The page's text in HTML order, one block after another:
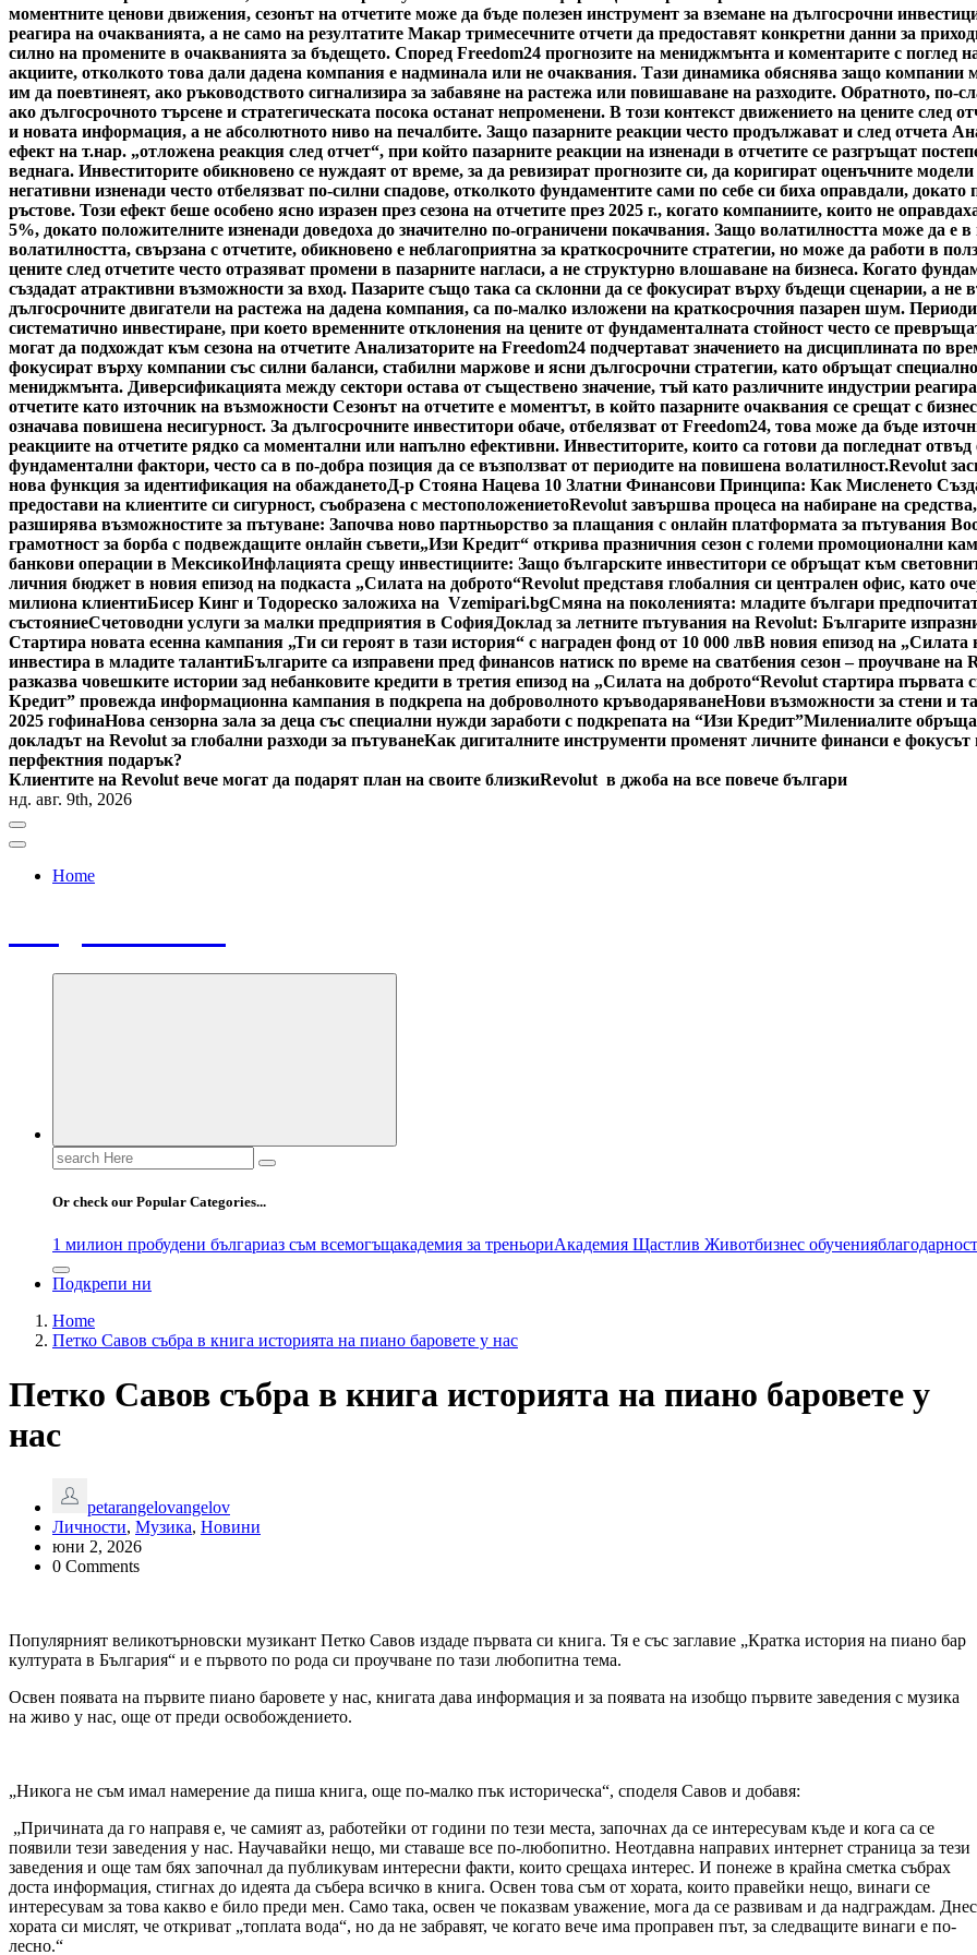
моментните ценови движения, сезонът на отчетите може да бъде полезен инструмент за вземане на дългосрочни
реагира на очакванията, а не само на резултатите Макар тримесечните отчети да предоставят конкретни данни за
силно на промените в очакванията за бъдещето. Според Freedom24 прогнозите на мениджмънта и коментарите с поглед
акциите, отколкото това дали дадена компания е надминала или не очаквания. Тази динамика обяснява защо компании
им да поевтинеят, ако ръководството сигнализира за забавяне на растежа или повишаване на разходите. Обратното, по-
ако дългосрочното търсене и стратегическата посока останат непроменени. В този контекст движението на цените след
и новата информация, а не абсолютното ниво на печалбите. Защо пазарните реакции често продължават и след отчета
ефект на т.нар. „отложена реакция след отчет“, при който пазарните реакции на изненади в отчетите се разгръщат
веднага. Инвеститорите обикновено се нуждаят от време, за да ревизират прогнозите си, да коригират оценъчните
негативни изненади често отбелязват по-силни спадове, отколкото фундаментите сами по себе си биха оправдали,
ръстове. Този ефект беше особено ясно изразен през сезона на отчетите през 2025 г., когато компаниите, които не
5%, докато положителните изненади доведоха до значително по-ограничени покачвания. Защо волатилността може да е
волатилността, свързана с отчетите, обикновено е неблагоприятна за краткосрочните стратегии, но може да работи в
цените след отчетите често отразяват промени в пазарните нагласи, а не структурно влошаване на бизнеса. Когато
създадат атрактивни възможности за вход. Пазарите също така са склонни да се фокусират върху бъдещи сценарии, а не
дългосрочните двигатели на растежа на дадена компания, са по-малко изложени на краткосрочния пазарен шум.
систематично инвестиране, при което временните отклонения на цените от фундаменталната стойност често се
могат да подхождат към сезона на отчетите Анализаторите на Freedom24 подчертават значението на дисциплината по
фокусират върху компании със силни баланси, стабилни маржове и ясни дългосрочни стратегии, като обръщат
мениджмънта. Диверсификацията между сектори остава от съществено значение, тъй като различните индустрии
отчетите като източник на възможности Сезонът на отчетите е моментът, в който пазарните очаквания се срещат с
означава повишена несигурност. За дългосрочните инвеститори обаче, отбелязват от Freedom24, това може да бъде
реакциите на отчетите рядко са моментални или напълно ефективни. Инвеститорите, които са готови да погледнат
фундаментални фактори, често са в по-добра позиция да се възползват от периодите на повишена волатилност.Revolut
нова функция за идентификация на обажданетоД-р Стояна Нацева 10 Златни Финансови Принципа: Как Мисленето
предостави на клиентите си сигурност, съобразена с местоположениетоRevolut завършва процеса на набиране на
разширява възможностите за пътуване: Започва ново партньорство за плащания с онлайн платформата за пътувания
грамотност за борба с подвеждащите онлайн съвети„Изи Кредит“ открива празничния сезон с големи промоционални
банкови операции в МексикоИнфлацията срещу инвестициите: Защо българските инвеститори се обръщат към
личния бюджет в новия епизод на подкаста „Силата на доброто“Revolut представя глобалния си централен офис, като
милиона клиентиБисер Кинг и Тодореско заложиха на Vzemipari.bgСмяна на поколенията: младите българи
състояниеСчетоводни услуги за малки предприятия в СофияДоклад за летните пътувания на Revolut: Българите
Стартира новата есенна кампания „Ти си героят в тази история“ с награден фонд от 10 000 лвВ новия епизод на „Силата
инвестира в младите талантиБългарите са изправени пред финансов натиск по време на сватбения сезон – проучване
разказва човешките истории зад небанковите кредити в третия епизод на „Силата на доброто“Revolut стартира първата
Кредит” провежда информационна кампания в подкрепа на доброволното кръводаряванеНови възможности за стени и
2025 гофинаНова сензорна зала за деца със специални нужди заработи с подкрепата на “Изи Кредит”Милениалите
докладът на Revolut за глобални разходи за пътуванеКак дигиталните инструменти променят личните финанси е фокусът
перфектния подарък?
Клиентите на Revolut вече могат да подарят план на своите близкиRevolut в джоба на все повече българи
нд. авг. 9th, 2026
Home
Search
for:
Or check our Popular Categories...
1 милион пробудени българиаз съм всемогъщакадемия за треньориАкадемия Щастлив Животбизнес обученияблагодарност
Подкрепи ни
Home
Петко Савов събра в книга историята на пиано баровете у нас
Петко Савов събра в книга историята на пиано баровете у
нас
petarangelovangelov
Личности, Музика, Новини
юни 2, 2026
0 Comments
Популярният великотърновски музикант Петко Савов издаде първата си книга. Тя е със заглавие „Кратка история на пиано бар
културата в България“ и е първото по рода си проучване по тази любопитна тема.
Освен появата на първите пиано баровете у нас, книгата дава информация и за появата на изобщо първите заведения с музика
на живо у нас, още от преди освобождението.
„Никога не съм имал намерение да пиша книга, още по-малко пък историческа“, споделя Савов и добавя:
„Причината да го направя е, че самият аз, работейки от години по тези места, започнах да се интересувам къде и кога са се
появили тези заведения у нас. Научавайки нещо, ми ставаше все по-любопитно. Неотдавна направих интернет страница за тези
заведения и още там бях започнал да публикувам интересни факти, които срещаха интерес. И понеже в крайна сметка събрах
доста информация, стигнах до идеята да събера всичко в книга. Освен това съм от хората, които правейки нещо, винаги се
интересувам за това какво е било преди мен. Само така, освен че показвам уважение, мога да се развивам и да надграждам. Днес
хората си мислят, че откриват „топлата вода“, но да не забравят, че когато вече има проправен път, за следващите винаги е по-
лесно.“